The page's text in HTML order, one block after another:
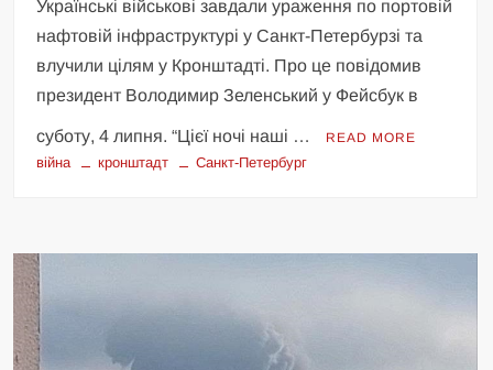
Українські військові завдали ураження по портовій
нафтовій інфраструктурі у Санкт-Петербурзі та
влучили цілям у Кронштадті. Про це повідомив
президент Володимир Зеленський у Фейсбук в
суботу, 4 липня. “Цієї ночі наші … READ MORE
війна кронштадт Санкт-Петербург